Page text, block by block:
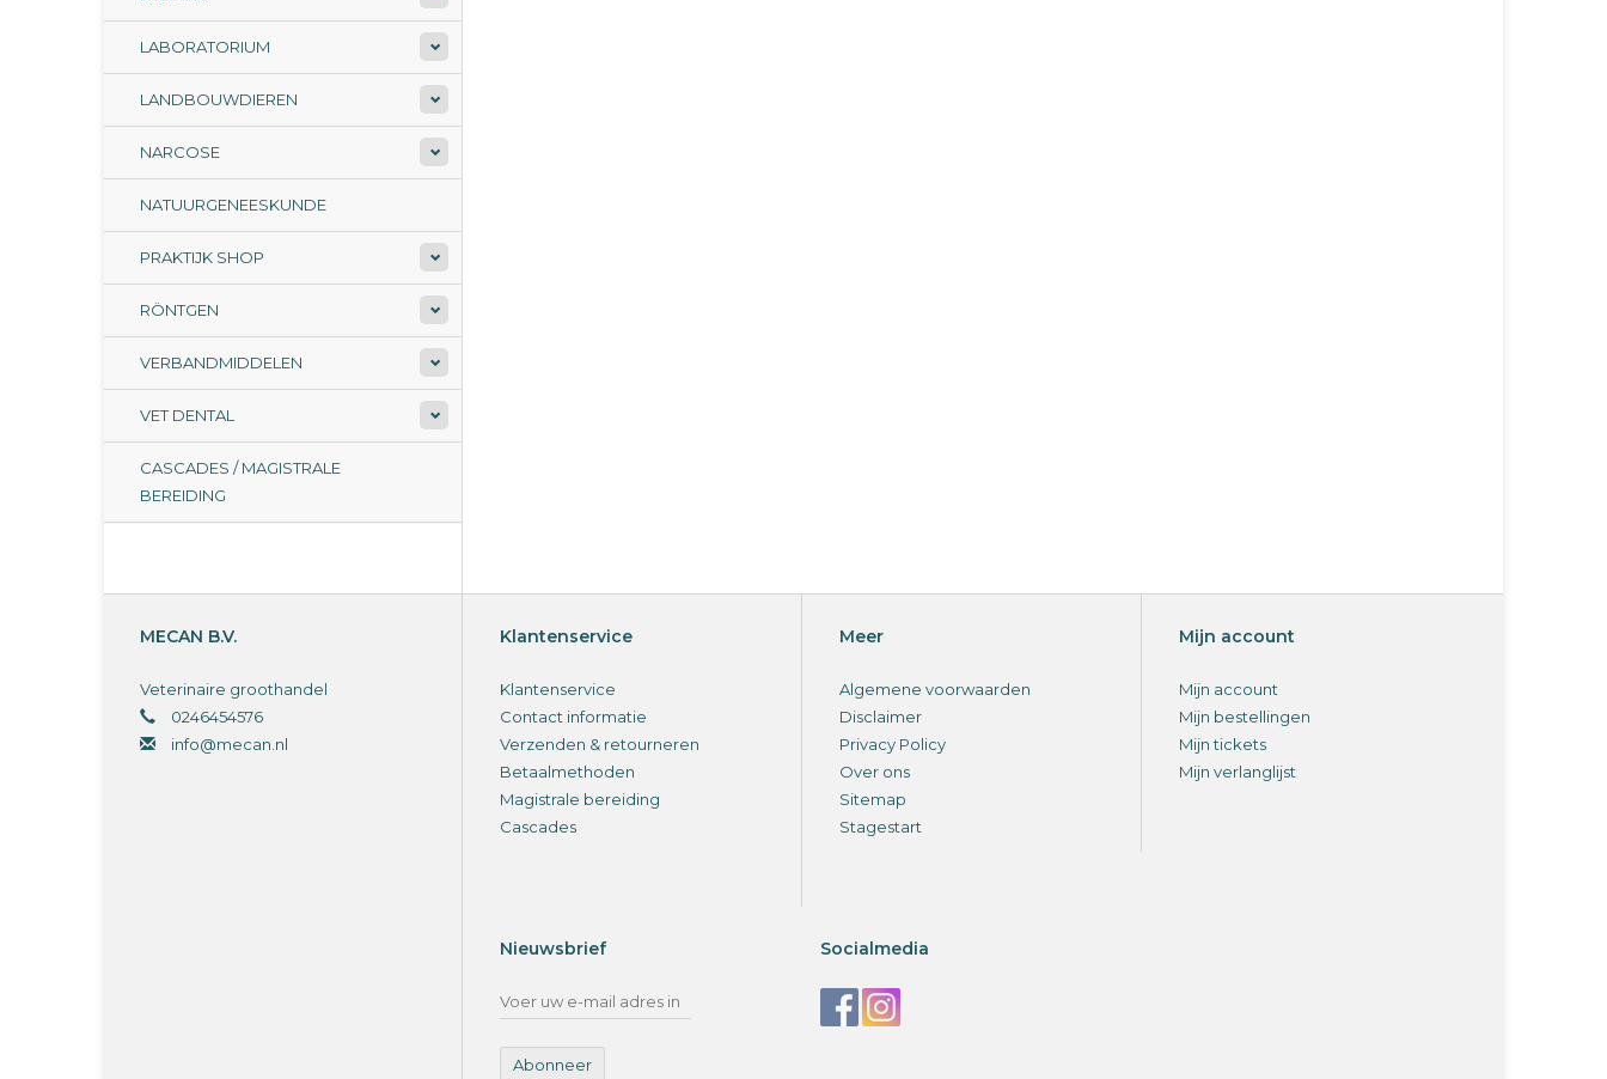
LABORATORIUM
LANDBOUWDIEREN
NARCOSE
NATUURGENEESKUNDE
PRAKTIJK SHOP
RÖNTGEN
VERBANDMIDDELEN
VET DENTAL
CASCADES / MAGISTRALE
BEREIDING
MECAN B.V.
Veterinaire groothandel
0246454576
info@mecan.nl
Klantenservice
Klantenservice
Contact informatie
Verzenden & retourneren
Betaalmethoden
Magistrale bereiding
Cascades
Meer
Algemene voorwaarden
Disclaimer
Privacy Policy
Over ons
Sitemap
Stagestart
Mijn account
Mijn account
Mijn bestellingen
Mijn tickets
Mijn verlanglijst
Nieuwsbrief
Abonneer
Socialmedia